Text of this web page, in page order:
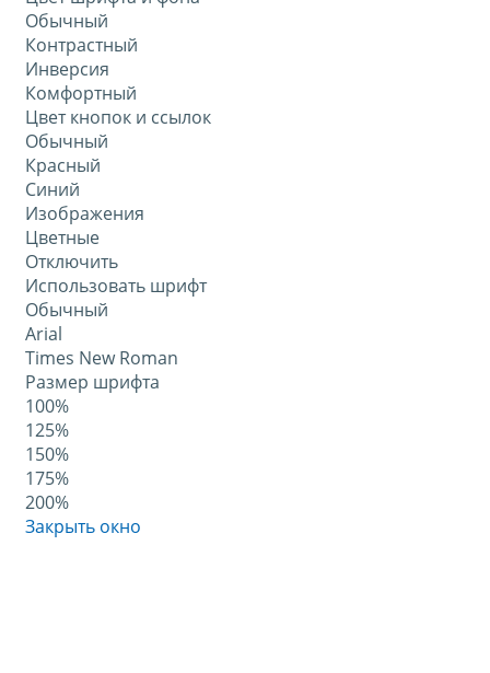
Обычный
Контрастный
Инверсия
Комфортный
Цвет кнопок и ссылок
Обычный
Красный
Синий
Изображения
Цветные
Отключить
Использовать шрифт
Обычный
Arial
Times New Roman
Размер шрифта
100%
125%
150%
175%
200%
Закрыть окно